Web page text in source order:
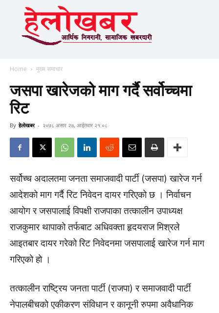
Home मुख्य समाचार
जसपा खारेजको माग गर्दै सर्वोच्चमा
रिट
By हेलाेखबर - २०७८ असार २७, आईतवार २१:०८
सर्वोच्च अदालतमा जनता समाजवादी पार्टी (जसपा) खारेज गर्न
आदेशको माग गर्दै रिट निवेदन दायर गरिएको छ । निर्वाचन
आयोग र जसपालाई विपक्षी राजपाका तत्कालीन उपाध्यक्ष
राजकुमार थापाको तर्फबाट अधिवक्ता हृदयराज मिश्रले
आइतबार दायर गरेको रिट निवेदनमा जसपालाई खारेज गर्न माग
गरिएको हो ।
तत्कालीन राष्ट्रिय जनता पार्टी (राजपा) र समाजवादी पार्टी
नेपालबीचको एकीकरण संविधान र कानूनी रुपमा अवैधानिक